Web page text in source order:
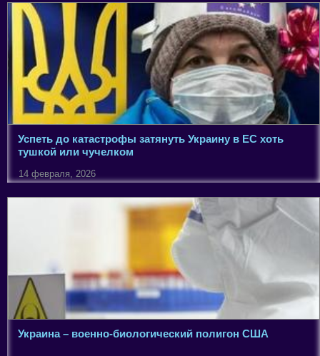
Успеть до катастрофы затянуть Украину в ЕС хоть
тушкой или чучелком
14 февраля, 2026
Украина – военно-биологический полигон США